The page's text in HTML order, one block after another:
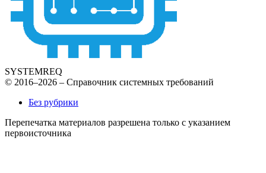
SYSTEMREQ
© 2016–2026 – Справочник системных требований
Без рубрики
Перепечатка материалов разрешена только с указанием
первоисточника